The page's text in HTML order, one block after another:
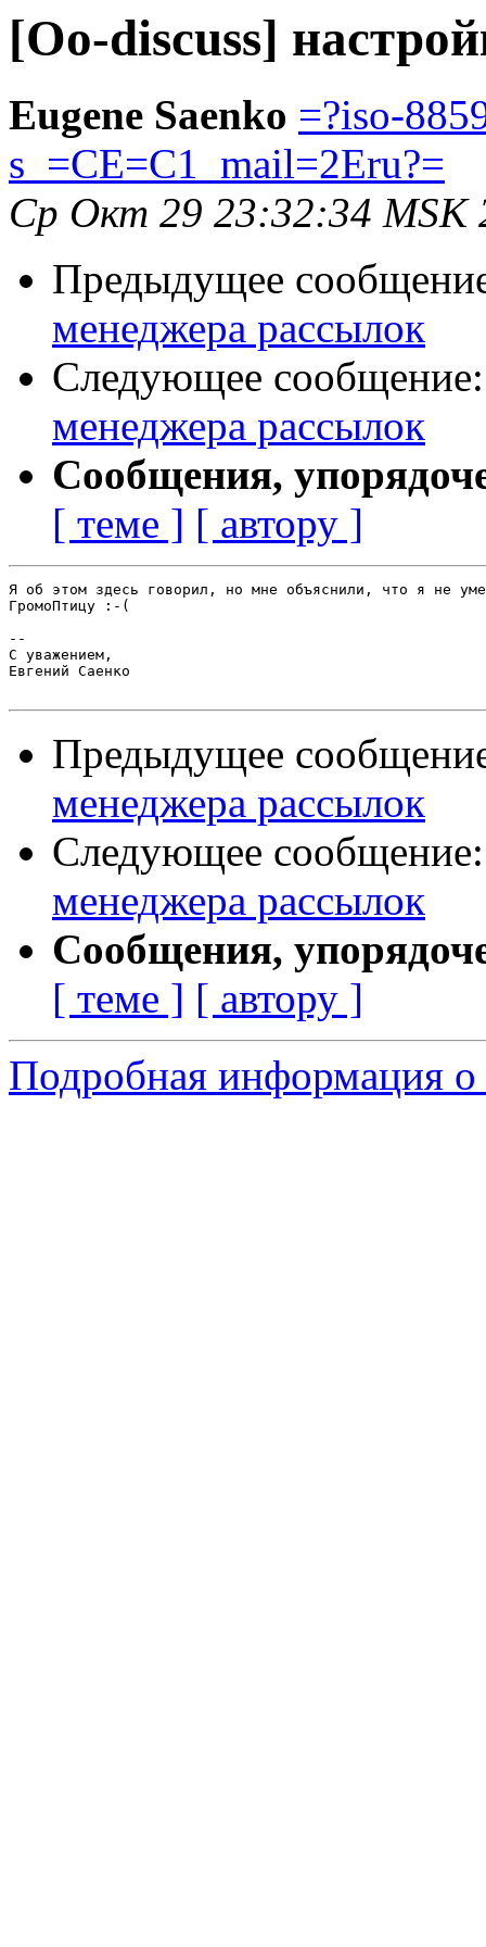
[Oo-discuss]
Eugene Saenko =?iso-
s_=CE=C1_mail=2Eru?=
Ср Окт 29 23:32:34 MSK
Предыдущее
менеджера рассылок
Следующее
менеджера рассылок
Сообщения,
[ теме ] [ автору ]
Я об этом здесь говорил, но мне объяснили, что я не
ГромоПтицу :-(
--
С уважением,
Евгений Саенко
Предыдущее
менеджера рассылок
Следующее
менеджера рассылок
Сообщения,
[ теме ] [ автору ]
Подробная информация о